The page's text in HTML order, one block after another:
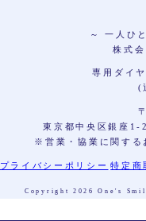
～ 一人ひ
株式
専用ダイ
(
東京都中央区銀座
※営業・協業に関する
プライバシーポリシー 特定商
Copyright 2026 One's